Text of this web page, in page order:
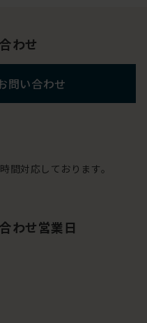
わせ
問い合わせ
対応しております。
わせ営業日